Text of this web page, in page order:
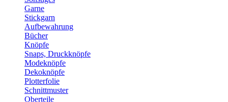
Garne
Stickgarn
Aufbewahrung
Bücher
Knöpfe
Snaps, Druckknöpfe
Modeknöpfe
Dekoknöpfe
Plotterfolie
Schnittmuster
Oberteile